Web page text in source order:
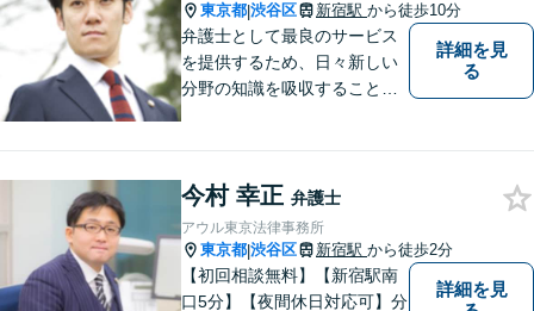
東京都|渋谷区 新宿駅 から徒歩10分
弁護士として最良のサービス
を提供するため、日々新しい
分野の知識を吸収することを
詳細を見
る
今村 幸正 弁護士
アウル東京法律事務所
東京都|渋谷区 新宿駅 から徒歩2分
【初回相談無料】【新宿駅南
口5分】【夜間休日対応可】分
詳細を見